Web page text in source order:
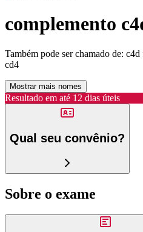
complemento
Também pode ser chamado de: c4d
cd4
Mostrar mais nomes
Resultado em até 12 dias úteis
Qual seu convênio?
Sobre o exame